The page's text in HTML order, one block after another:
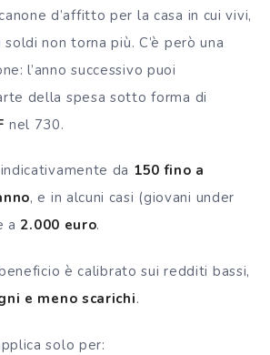
d’affitto per la casa in cui vivi,
non torna più. C’è però una
l’anno successivo puoi
della spesa sotto forma di
nel 730.
da 150 fino a
, e in alcuni casi (giovani under
a 2.000 euro.
è calibrato sui redditi bassi,
e meno scarichi.
solo per: